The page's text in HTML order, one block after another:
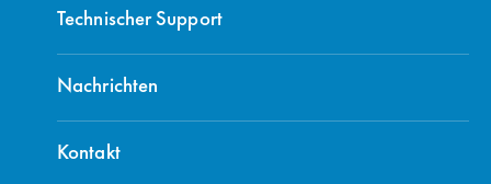
Technischer Support
Nachrichten
Kontakt